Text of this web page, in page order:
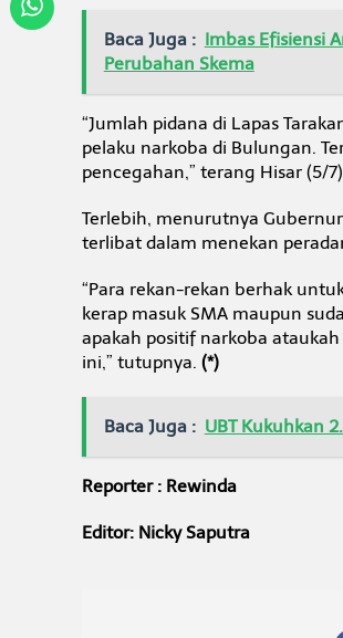
Baca Juga : Imbas Efisiensi
Perubahan Skema
“Jumlah pidana di Lapas
pelaku narkoba di Bulungan.
pencegahan,” terang Hisar (5/
Terlebih, menurutnya
terlibat dalam menekan
“Para rekan-rekan berhak
kerap masuk SMA maupun
apakah positif narkoba
ini,” tutupnya. (*)
Baca Juga : UBT Kukuhkan
Reporter : Rewinda
Editor: Nicky Saputra